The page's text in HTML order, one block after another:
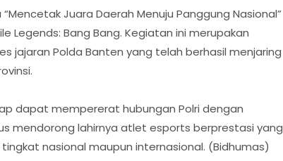
Juara Daerah Menuju Panggung Nasional”
Legends: Bang Bang. Kegiatan ini merupakan
jajaran Polda Banten yang telah berhasil menjaring
dapat mempererat hubungan Polri dengan
mendorong lahirnya atlet esports berprestasi yang
nasional maupun internasional. (Bidhumas)